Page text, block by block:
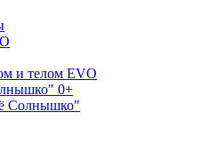
и телом EVO
0+
Солнышко"